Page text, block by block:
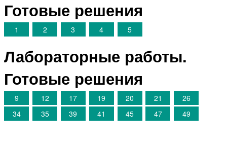
Готовые решения
1 2 3 4 5
Лабораторные работы.
Готовые решения
9 12 17 19 20 21
26
34
35 39 41 45 47 49